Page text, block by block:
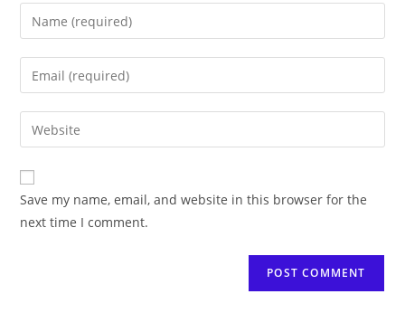
Enter
your
name
comment
Enter
your
email
address
comment
Enter
your
website
URL
(optional)
Save my name, email, and website in this browser for the
next time I comment.